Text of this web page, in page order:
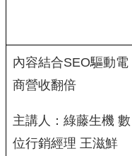
內容結合SEO驅動電
商營收翻倍
主講人：綠藤生機 數
位行銷經理 王滋鮮